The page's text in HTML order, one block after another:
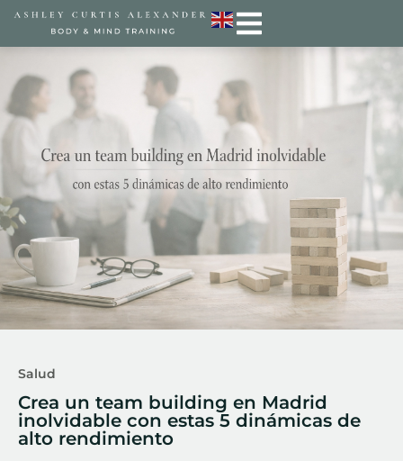
Salud
Crea un team building en Madrid
inolvidable con estas 5 dinámicas de
alto rendimiento